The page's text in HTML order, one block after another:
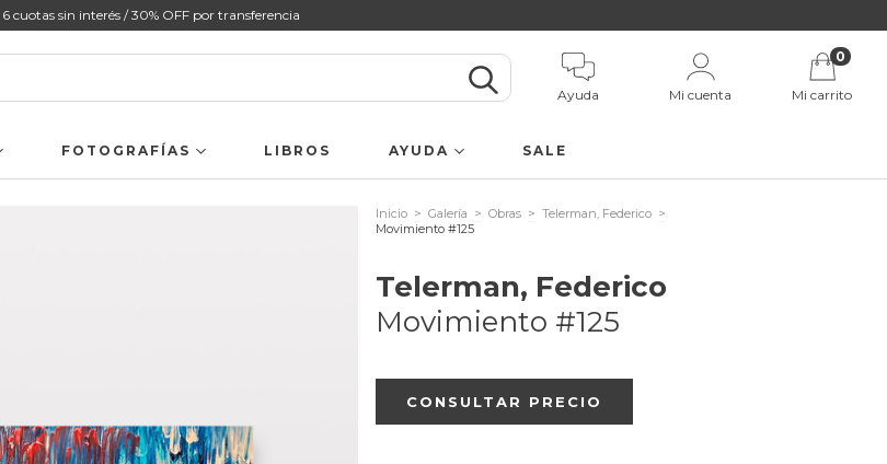
6 cuotas sin interés / 30% OFF por transferencia
Ayuda Mi cuenta Mi carrito
0
FOTOGRAFÍAS LIBROS AYUDA SALE
Inicio > Galería > Obras > Telerman, Federico >
Movimiento #125
Telerman, Federico
Movimiento #125